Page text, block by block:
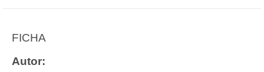
FICHA
Autor: